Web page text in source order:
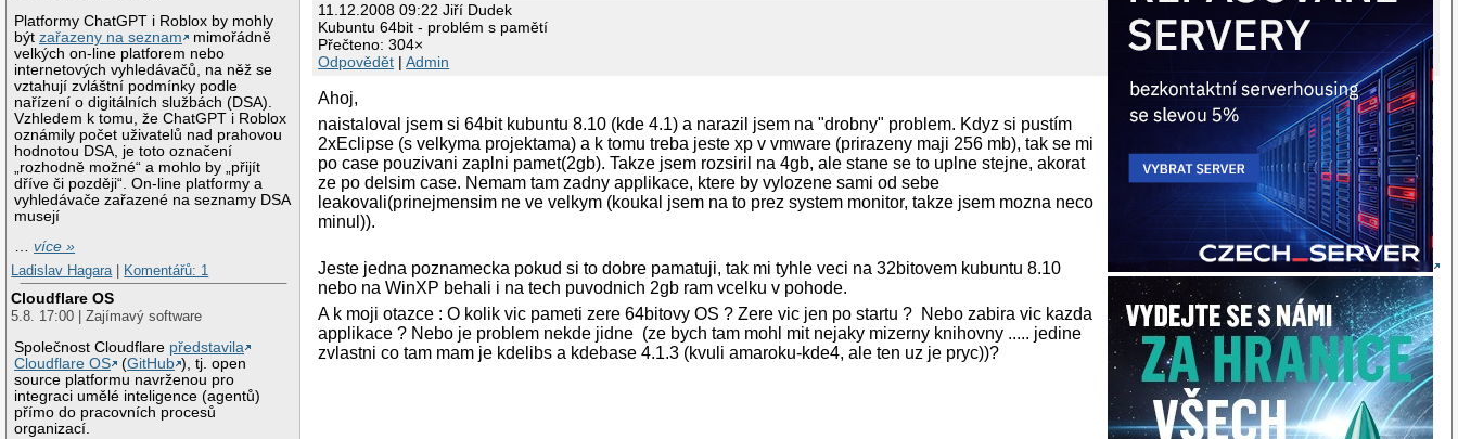
Platformy ChatGPT i Roblox by mohly
býtzařazeny na seznam
mimořádně
velkých on-line platforem nebo
internetových vyhledávačů, na něž se
vztahují zvláštní podmínky podle
nařízení o digitálních službách (DSA).
Vzhledem k tomu, že ChatGPT i Roblox
oznámily počet uživatelů nad prahovou
hodnotou DSA, je toto označení
„rozhodně možné“ a mohlo by „přijít
dříve či později“. On-line platformy a
vyhledávače zařazené na seznamy DSA
musejí
…více »
Ladislav Hagara
Komentářů: 1
Cloudflare OS
5.8. 17:00 | Zajímavý software
Společnost Cloudflare představila
Cloudflare OS
(GitHub ), tj. open
source platformu navrženou pro
integraci umělé inteligence (agentů)
přímo do pracovních procesů
organizací.
11.12.2008 09:22 Jiří Dudek
Kubuntu 64bit - problém s pamětí
Přečteno: 304×
Odpovědět |Admin
Ahoj,
naistaloval jsem si 64bit kubuntu 8.10 (kde 4.1) a narazil jsem na "drobny" problem. Kdyz si pustím
2xEclipse (s velkyma projektama) a k tomu treba jeste xp v vmware (prirazeny maji 256 mb), tak se mi
po case pouzivani zaplni pamet(2gb). Takze jsem rozsiril na 4gb, ale stane se to uplne stejne, akorat
ze po delsim case. Nemam tam zadny applikace, ktere by vylozene sami od sebe
leakovali(prinejmensim ne ve velkym (koukal jsem na to prez system monitor, takze jsem mozna neco
minul)).
Jeste jedna poznamecka pokud si to dobre pamatuji, tak mi tyhle veci na 32bitovem kubuntu 8.10
nebo na WinXP behali i na tech puvodnich 2gb ram vcelku v pohode.
A k moji otazce : O kolik vic pameti zere 64bitovy OS ? Zere vic jen po startu ? Nebo zabira vic kazda
applikace ? Nebo je problem nekde jidne (ze bych tam mohl mit nejaky mizerny knihovny ..... jedine
zvlastni co tam mam je kdelibs a kdebase 4.1.3 (kvuli amaroku-kde4, ale ten uz je pryc))?